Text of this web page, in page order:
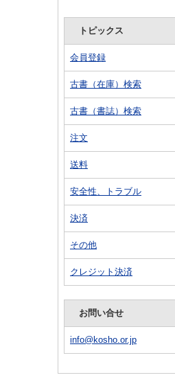
トピックス
会員登録
古書（在庫）検索
古書（書誌）検索
注文
送料
安全性、トラブル
決済
その他
クレジット決済
お問い合せ
info@kosho.or.jp